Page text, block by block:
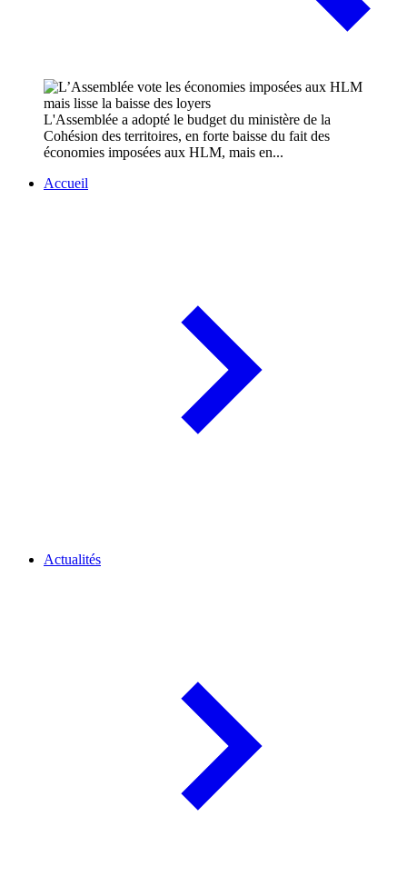
L'Assemblée a adopté le budget du ministère de la
Cohésion des territoires, en forte baisse du fait des
économies imposées aux HLM, mais en...
Accueil
Actualités